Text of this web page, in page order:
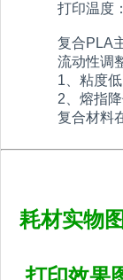
打印温度：
复合PLA
流动性调整，
1、 粘度
2、 熔指
复合材料在打
耗材实物图